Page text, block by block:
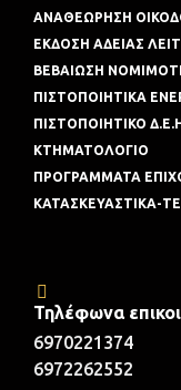
ΑΝΑΘΕΩΡΗΣΗ
ΕΚΔΟΣΗ ΑΔΕΙΑΣ
ΒΕΒΑΙΩΣΗ
ΠΙΣΤΟΠΟΙΗΤΙΚΑ
ΠΙΣΤΟΠΟΙΗΤΙΚΟ
ΚΤΗΜΑΤΟΛΟΓΙΟ
ΠΡΟΓΡΑΜΜΑΤΑ
ΚΑΤΑΣΚΕΥΑΣΤΙΚΑ-
Τηλέφωνα
6970221374
6972262552